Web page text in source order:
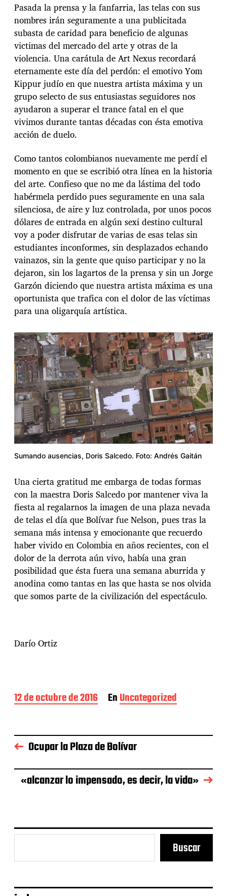
Pasada la prensa y la fanfarria, las telas con sus
nombres irán seguramente a una publicitada
subasta de caridad para beneficio de algunas
victimas del mercado del arte y otras de la
violencia. Una carátula de Art Nexus recordará
eternamente este día del perdón: el emotivo Yom
Kippur judío en que nuestra artista máxima y un
grupo selecto de sus entusiastas seguidores nos
ayudaron a superar el trance fatal en el que
vivimos durante tantas décadas con ésta emotiva
acción de duelo.
Como tantos colombianos nuevamente me perdí el
momento en que se escribió otra línea en la historia
del arte. Confieso que no me da lástima del todo
habérmela perdido pues seguramente en una sala
silenciosa, de aire y luz controlada, por unos pocos
dólares de entrada en algún sexi destino cultural
voy a poder disfrutar de varias de esas telas sin
estudiantes inconformes, sin desplazados echando
vainazos, sin la gente que quiso participar y no la
dejaron, sin los lagartos de la prensa y sin un Jorge
Garzón diciendo que nuestra artista máxima es una
oportunista que trafica con el dolor de las víctimas
para una oligarquía artística.
Sumando ausencias, Doris Salcedo. Foto: Andrés Gaitán
Una cierta gratitud me embarga de todas formas
con la maestra Doris Salcedo por mantener viva la
fiesta al regalarnos la imagen de una plaza nevada
de telas el día que Bolívar fue Nelson, pues tras la
semana más intensa y emocionante que recuerdo
haber vivido en Colombia en años recientes, con el
dolor de la derrota aún vivo, había una gran
posibilidad que ésta fuera una semana aburrida y
anodina como tantas en las que hasta se nos olvida
que somos parte de la civilización del espectáculo.
Darío Ortiz
F
e
a
d
l
a
12 de octubre de 2016 EnUncategorized
Ocupar la Plaza de Bolívar
«alcanzar lo impensado, es decir, la vida»
Buscar